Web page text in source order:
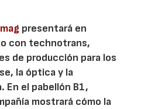
presentará en
con technotrans,
de producción para los
la óptica y la
En el pabellón B1,
mostrará cómo la